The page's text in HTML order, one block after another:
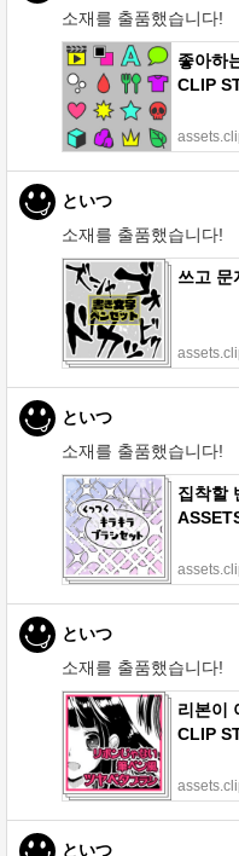
소재를 출품했습니다!
좋아하
CLIP
といつ
소재를 출품했습니다!
쓰고 문
といつ
소재를 출품했습니다!
집착할
といつ
소재를 출품했습니다!
리본이
CLIP
といつ